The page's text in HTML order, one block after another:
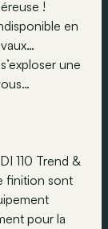
!
en
une
110 Trend &
finition sont
pour la